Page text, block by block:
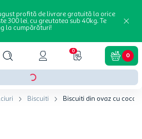
profită de livrare gratuită la orice
300 lei, cu greutatea sub 40kg. Te
la cumpărături!
0
0
Biscuiti Biscuiti din ovaz cu cocos